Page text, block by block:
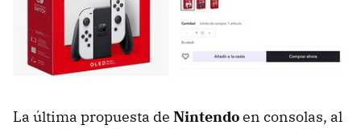
La última propuesta de Nintendoen consolas, al